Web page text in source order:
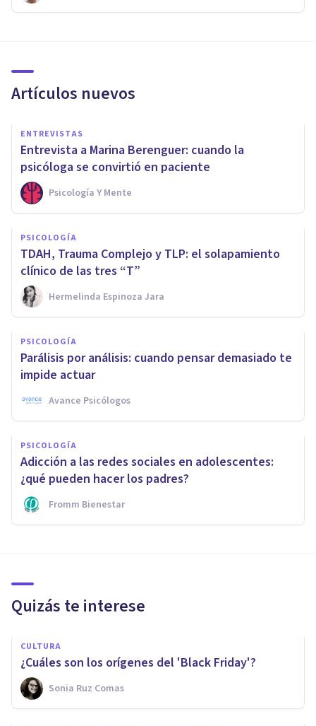
Artículos nuevos
ENTREVISTAS
Entrevista a Marina Berenguer: cuando la
psicóloga se convirtió en paciente
Psicología Y Mente
PSICOLOGÍA
TDAH, Trauma Complejo y TLP: el solapamiento
clínico de las tres “T”
Hermelinda Espinoza Jara
PSICOLOGÍA
Parálisis por análisis: cuando pensar demasiado te
impide actuar
Avance Psicólogos
PSICOLOGÍA
Adicción a las redes sociales en adolescentes:
¿qué pueden hacer los padres?
Fromm Bienestar
Quizás te interese
CULTURA
¿Cuáles son los orígenes del 'Black Friday'?
Sonia Ruz Comas